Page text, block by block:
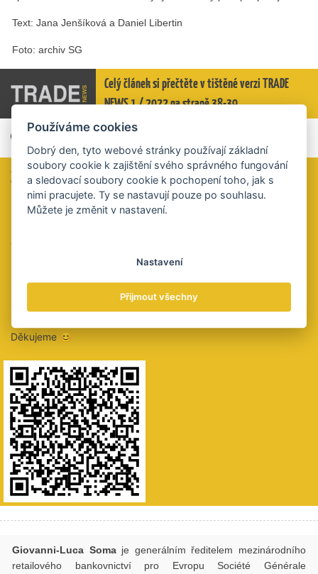
Text: Jana Jenšíková a Daniel Libertin
Foto: archiv SG
Celý článek si přečtěte v tištěné verzi TRADE
NEWS 1 / 2022 na straně 38-39.
Zaujal vás tento článek?
Určitě jste si všimli, že u nás ani za čtení celých článků nic
neúčtujeme a že vás neobtěžujeme vyskakovacími okny
Velmi bychom ocenili, kdybyste nás na oplátku podpořili
peněžitým darem na tento účet:
2021853028/5500
QR kód obsahuje údaje k platbě. Výše částky je na vás,
Děkujeme 😊
Giovanni-Luca Somaje generálním ředitelem mezinárodního
retailového bankovnictví pro Evropu Société Générale
Používáme cookies
Dobrý den, tyto webové stránky používají základní
soubory cookie k zajištění svého správného fungování
a sledovací soubory cookie k pochopení toho, jak s
nimi pracujete. Ty se nastavují pouze po souhlasu.
Můžete je změnit v nastavení.
Nastavení
Přijmout všechny